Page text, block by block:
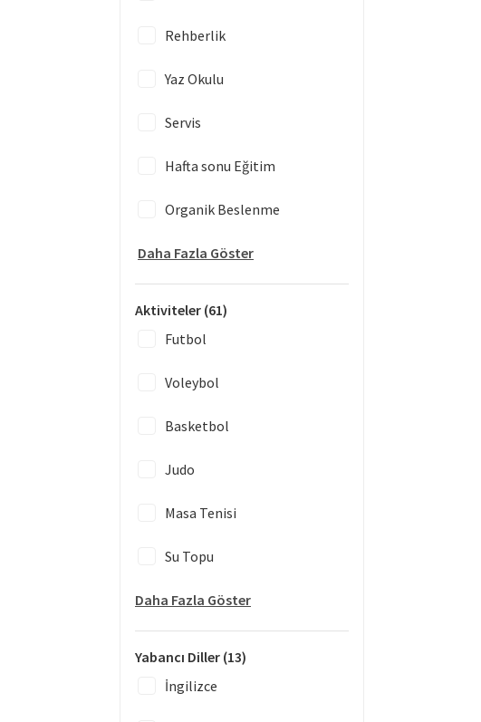
Rehberlik
Yaz Okulu
Servis
Hafta sonu Eğitim
Organik Beslenme
Daha Fazla Göster
Aktiviteler (61)
Futbol
Voleybol
Basketbol
Judo
Masa Tenisi
Su Topu
Daha Fazla Göster
Yabancı Diller (13)
İngilizce